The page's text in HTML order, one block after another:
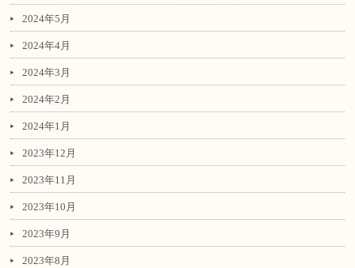
2024年5月
2024年4月
2024年3月
2024年2月
2024年1月
2023年12月
2023年11月
2023年10月
2023年9月
2023年8月